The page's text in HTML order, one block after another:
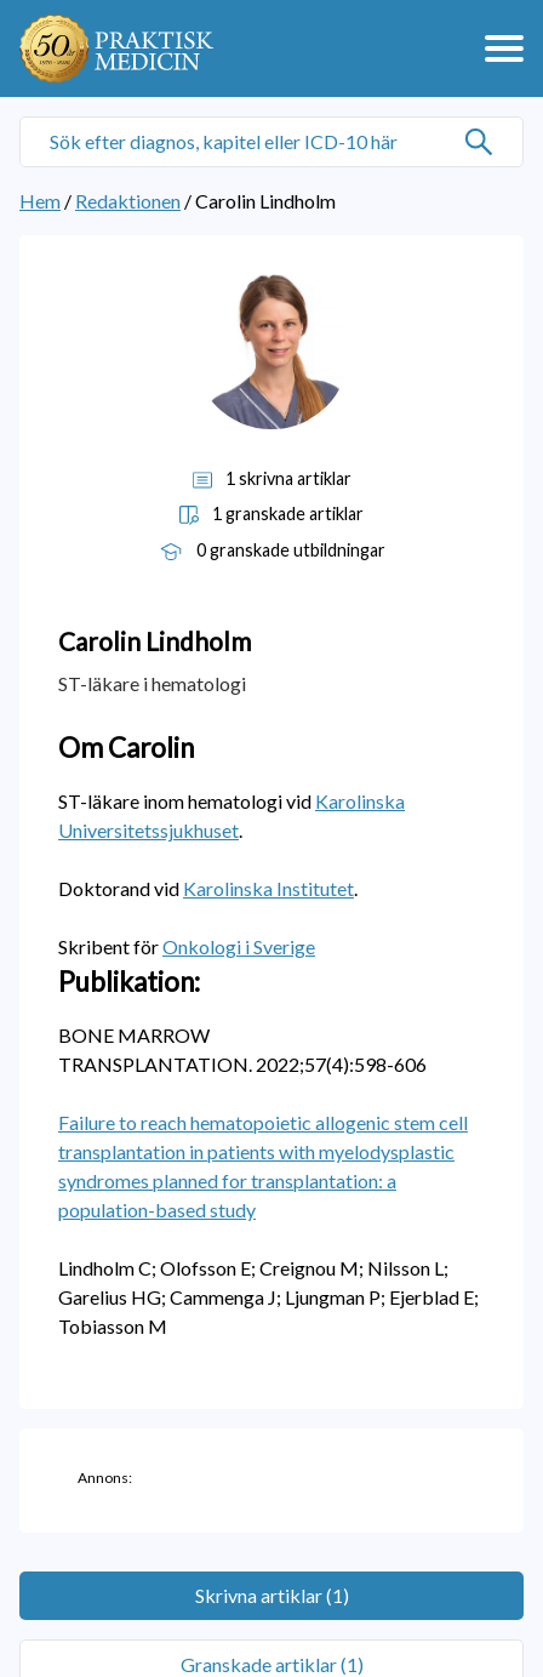
Hem / Redaktionen /Carolin Lindholm
1 skrivna artiklar
1 granskade artiklar
0 granskade utbildningar
Carolin Lindholm
ST-läkare i hematologi
Om Carolin
ST-läkare inom hematologi vid Karolinska
Universitetssjukhuset.
Doktorand vid Karolinska Institutet.
Skribent förOnkologi i Sverige
Publikation:
BONE MARROW
TRANSPLANTATION. 2022;57(4):598-606
Failure to reach hematopoietic allogenic stem cell
transplantation in patients with myelodysplastic
syndromes planned for transplantation: a
population-based study
Lindholm C; Olofsson E; Creignou M; Nilsson L;
Garelius HG; Cammenga J; Ljungman P; Ejerblad E;
Tobiasson M
Annons:
Skrivna artiklar (1)
Granskade artiklar (1)